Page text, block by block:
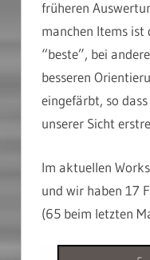
früheren
manchen Items ist
“beste”, bei
besseren
eingefärbt, so
unserer Sicht
Im aktuellen
und wir haben 17
(65 beim letzten